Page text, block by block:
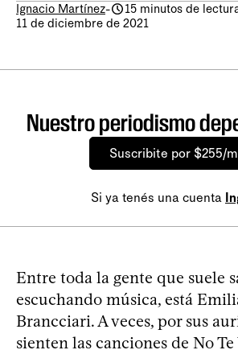
Ignacio Martínez-
15 minutos de
11 de diciembre de 2021
Nuestro periodismo
Suscribite por $255/
Si ya tenés una cuenta
Entre toda la gente que suele
escuchando música, está
Brancciari. A veces, por sus
sienten las canciones de No Te